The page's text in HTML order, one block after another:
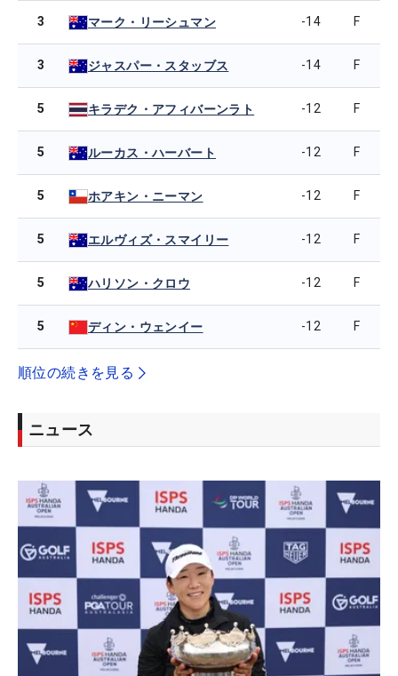
3 マーク・リーシュマン -14 F
3 ジャスパー・スタッブス -14 F
5 キラデク・アフィバーンラト -12 F
5 ルーカス・ハーバート -12 F
5 ホアキン・ニーマン -12 F
5 エルヴィズ・スマイリー -12 F
5 ハリソン・クロウ -12 F
5 ディン・ウェンイー -12 F
順位の続きを見る
ニュース